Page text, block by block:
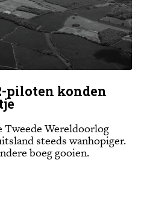
piloten konden
Tweede Wereldoorlog
steeds wanhopiger.
boeg gooien.